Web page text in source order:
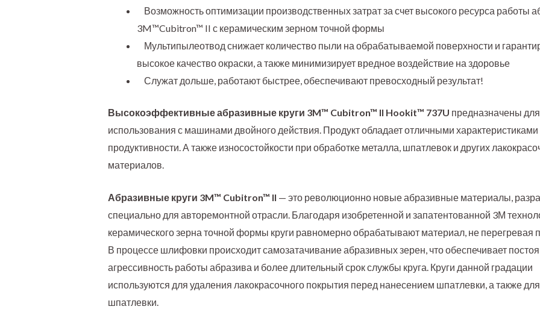
Возможность оптимизации производственных затрат за счет высокого ресурса работы
3M™Cubitron™ II с керамическим зерном точной формы
Мультипылеотвод снижает количество пыли на обрабатываемой поверхности и
высокое качество окраски, а также минимизирует вредное воздействие на здоровье
Служат дольше, работают быстрее, обеспечивают превосходный результат!
Высокоэффективные абразивные круги 3M™ Cubitron™ II Hookit™ 737U предназначены для
использования с машинами двойного действия. Продукт обладает отличными характеристиками
продуктивности. А также износостойкости при обработке металла, шпатлевок и других
материалов.
Абразивные круги 3M™ Cubitron™ II — это революционно новые абразивные материалы,
специально для авторемонтной отрасли. Благодаря изобретенной и запатентованной 3М
керамического зерна точной формы круги равномерно обрабатывают материал, не перегревая
В процессе шлифовки происходит самозатачивание абразивных зерен, что обеспечивает
агрессивность работы абразива и более длительный срок службы круга. Круги данной градации
используются для удаления лакокрасочного покрытия перед нанесением шпатлевки, а также
шпатлевки.